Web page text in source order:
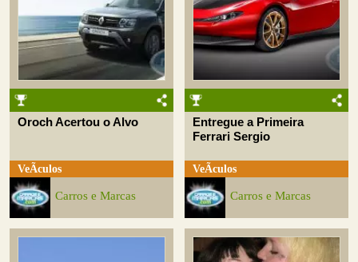
Oroch Acertou o Alvo
VeÃ­culos
Carros e Marcas
Entregue a Primeira
Ferrari Sergio
VeÃ­culos
Carros e Marcas